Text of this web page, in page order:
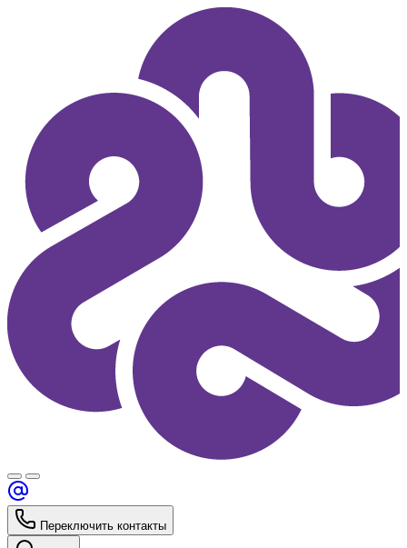
Переключить контакты